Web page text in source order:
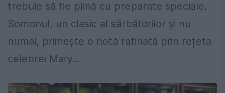
trebuie să fie plină cu preparate speciale.
Somonul, un clasic al sărbătorilor și nu
numai, primește o notă rafinată prin rețeta
celebrei Mary...